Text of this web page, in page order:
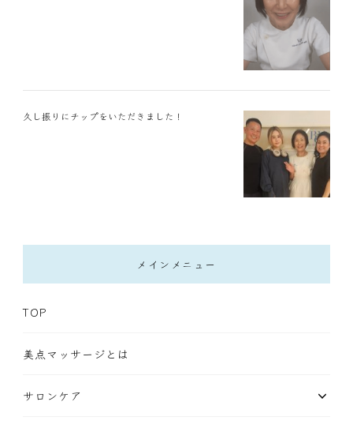
久し振りにチップをいただきました！
メインメニュー
TOP
美点マッサージとは
サロンケア